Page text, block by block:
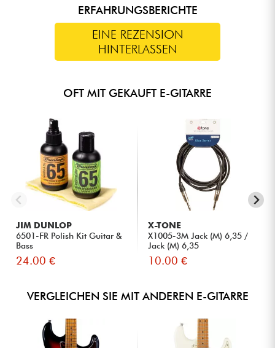
ERFAHRUNGSBERICHTE
EINE REZENSION
HINTERLASSEN
OFT MIT GEKAUFT E-GITARRE
JIM DUNLOP
6501-FR Polish Kit Guitar &
Bass
24.00 €
X-TONE
X1005-3M Jack (M) 6,35 /
Jack (M) 6,35
10.00 €
VERGLEICHEN SIE MIT ANDEREN E-GITARRE